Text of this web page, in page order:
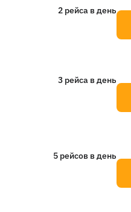
2 рейсa в день
3 рейсa в день
5 рейсов в день